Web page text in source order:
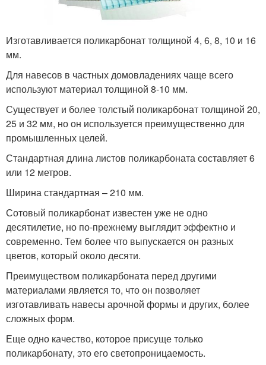
Изготавливается поликарбонат толщиной 4, 6, 8, 10 и 16
мм.
Для навесов в частных домовладениях чаще всего
используют материал толщиной 8-10 мм.
Существует и более толстый поликарбонат толщиной 20,
25 и 32 мм, но он используется преимущественно для
промышленных целей.
Стандартная длина листов поликарбоната составляет 6
или 12 метров.
Ширина стандартная – 210 мм.
Сотовый поликарбонат известен уже не одно
десятилетие, но по-прежнему выглядит эффектно и
современно. Тем более что выпускается он разных
цветов, который около десяти.
Преимуществом поликарбоната перед другими
материалами является то, что он позволяет
изготавливать навесы арочной формы и других, более
сложных форм.
Еще одно качество, которое присуще только
поликарбонату, это его светопроницаемость.